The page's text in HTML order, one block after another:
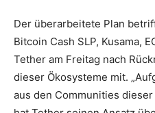
Der überarbeitete Plan
Bitcoin Cash SLP, Kusama,
Tether am Freitag nach
dieser Ökosysteme mit.
aus den Communities